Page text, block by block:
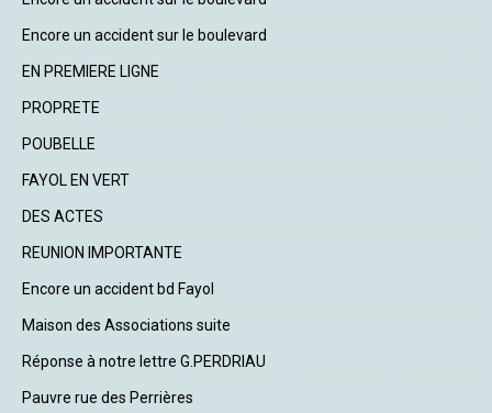
Encore un accident sur le boulevard
EN PREMIERE LIGNE
PROPRETE
POUBELLE
FAYOL EN VERT
DES ACTES
REUNION IMPORTANTE
Encore un accident bd Fayol
Maison des Associations suite
Réponse à notre lettre G.PERDRIAU
Pauvre rue des Perrières